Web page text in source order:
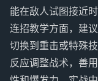
能在敌人试图接近
连招教学方面，建
切换到重击或特殊
反应调整战术，善